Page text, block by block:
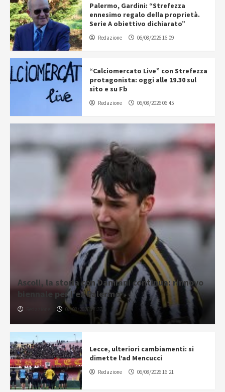
Palermo, Gardini: “Strefezza
ennesimo regalo della proprietà.
Serie A obiettivo dichiarato”
Redazione 06/08/2026 16:09
“Calciomercato Live” con Strefezza
protagonista: oggi alle 19.30 sul
sito e su Fb
Redazione 06/08/2026 06:45
Ascoli, la storia con Damiani continua: rinnovo
biennale per l’ex Palermo
06/08/2026 17:37
Lecce, ulteriori cambiamenti: si
dimette l’ad Mencucci
Redazione 06/08/2026 16:21